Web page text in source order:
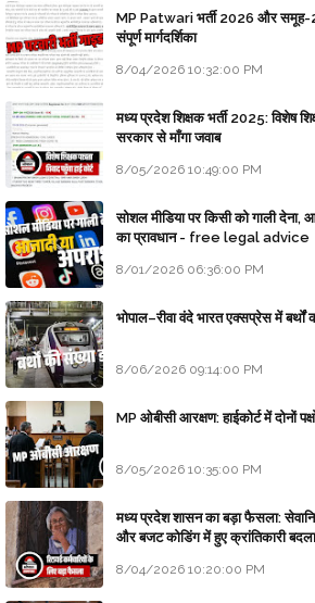
MP Patwari भर्ती 2026 और समूह-
संपूर्ण मार्गदर्शिका
8/04/2026 10:32:00 PM
मध्य प्रदेश शिक्षक भर्ती 2025: विशेष
सरकार से माँगा जवाब
8/05/2026 10:49:00 PM
सोशल मीडिया पर किसी को गाली
का प्रावधान - free legal advice
8/01/2026 06:36:00 PM
भोपाल–रीवा वंदे भारत एक्सप्रेस में
8/06/2026 09:14:00 PM
MP ओबीसी आरक्षण: हाईकोर्ट में दोनों
8/05/2026 10:35:00 PM
मध्य प्रदेश शासन का बड़ा फैसला:
और बजट कोडिंग में हुए क्रांतिकारी
8/04/2026 10:20:00 PM